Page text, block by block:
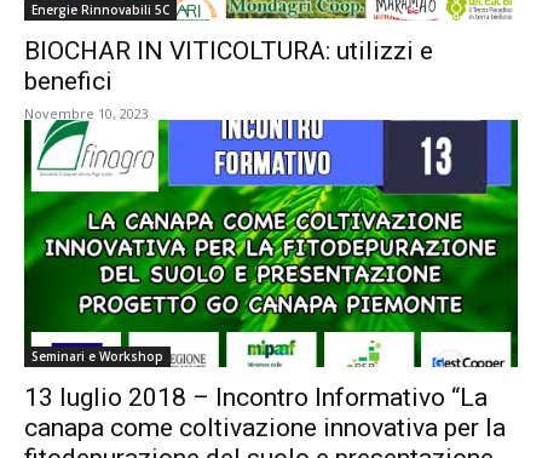
Energie Rinnovabili 5C
BIOCHAR IN VITICOLTURA: utilizzi e
benefici
Novembre 10, 2023
Seminari e Workshop
13 luglio 2018 – Incontro Informativo “La
canapa come coltivazione innovativa per la